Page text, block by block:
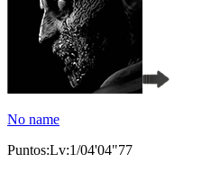
No name
Puntos:Lv:1/04'04"77